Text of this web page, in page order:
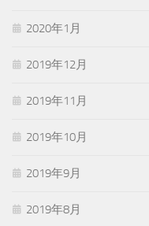
2020年1月
2019年12月
2019年11月
2019年10月
2019年9月
2019年8月